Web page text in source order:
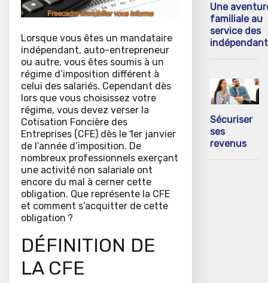
Lorsque vous êtes un mandataire
indépendant, auto-entrepreneur
ou autre, vous êtes soumis à un
régime d’imposition différent à
celui des salariés. Cependant dès
lors que vous choisissez votre
régime, vous devez verser la
Cotisation Foncière des
Entreprises (CFE) dès le 1er janvier
de l’année d’imposition. De
nombreux professionnels exerçant
une activité non salariale ont
encore du mal à cerner cette
obligation. Que représente la CFE
et comment s’acquitter de cette
obligation ?
DÉFINITION DE
LA CFE
Une
familiale au
service des
Sécuriser
ses
revenus